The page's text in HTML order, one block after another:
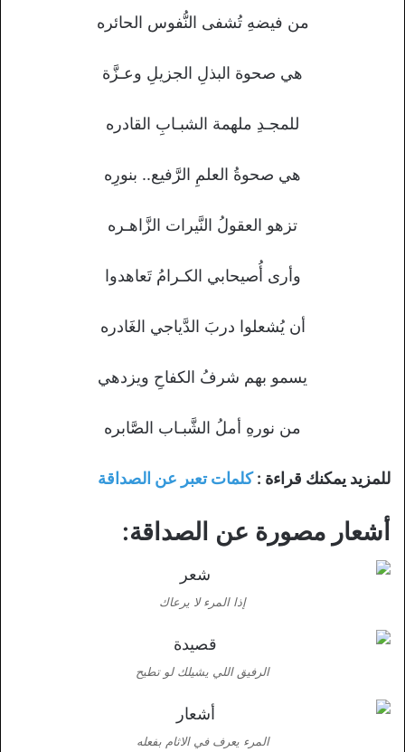
من فيضهِ تُشفى النُّفوس الحائره
هي صحوة البذلِ الجزيلِ وعـزَّة
للمجـدِ ملهمة الشبـابِ القادره
هي صحوةُ العلمِ الرَّفيع.. بنورِه
تزهو العقولُ النَّيرات الزَّاهـره
وأرى أُصيحابي الكـرامُ تَعاهدوا
أن يُشعلوا دربَ الدَّياجي الغَادره
يسمو بهم شرفُ الكفاحِ ويزدهي
من نورهِ أملُ الشَّبـاب الصَّابره
للمزيد يمكنك قراءة :كلمات تعبر عن الصداقة
أشعار مصورة عن الصداقة:
إذا المرء لا يرعاك
الرفيق اللي يشيلك لو تطيح
المرء يعرف في الاثام بفعله